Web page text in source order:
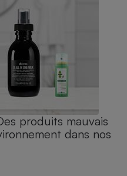
produits mauvais
dans nos